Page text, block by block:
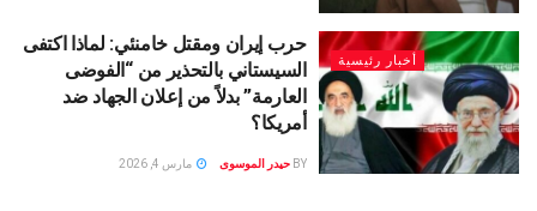
أخبار رئيسية
حرب إيران ومقتل خامنئي: لماذا اكتفى
السيستاني بالتحذير من “الفوضى
العارمة” بدلاً من إعلان الجهاد ضد
أمريكا؟
BY حيدر الموسوى مارس 4, 2026